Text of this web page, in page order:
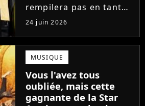
rempilera pas en tant
que directeur de la
prochaine saison de la
Star Academy. Mais qui
prendra sa place ? Alors
que son nom circule,
cet ancien gagnant de
l'émission...
24 juin 2026
MUSIQUE
Vous l'avez tous
oubliée, mais cette
gagnante de la Star